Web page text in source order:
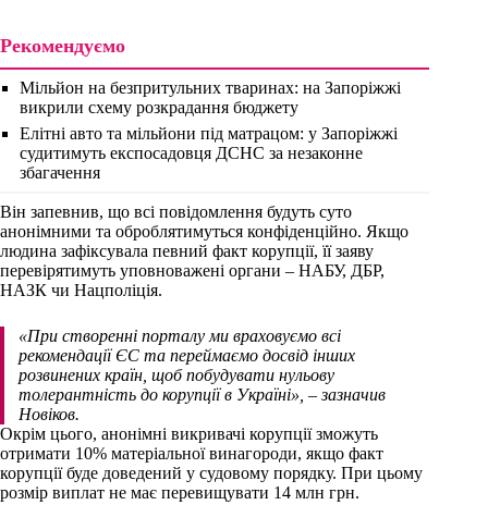
Рекомендуємо
Мільйон на безпритульних тваринах: на Запоріжжі
викрили схему розкрадання бюджету
Елітні авто та мільйони під матрацом: у Запоріжжі
судитимуть експосадовця ДСНС за незаконне
збагачення
Він запевнив, що всі повідомлення будуть суто
анонімними та оброблятимуться конфіденційно. Якщо
людина зафіксувала певний факт корупції, її заяву
перевірятимуть уповноважені органи – НАБУ, ДБР,
НАЗК чи Нацполіція.
«При створенні порталу ми враховуємо всі
рекомендації ЄС та переймаємо досвід інших
розвинених країн, щоб побудувати нульову
толерантність до корупції в Україні», – зазначив
Новіков.
Окрім цього, анонімні викривачі корупції зможуть
отримати 10% матеріальної винагороди, якщо факт
корупції буде доведений у судовому порядку. При цьому
розмір виплат не має перевищувати 14 млн грн.